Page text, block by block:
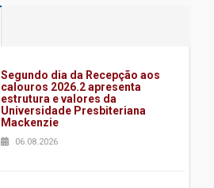
Segundo dia da Recepção aos
calouros 2026.2 apresenta
estrutura e valores da
Universidade Presbiteriana
Mackenzie
06.08.2026